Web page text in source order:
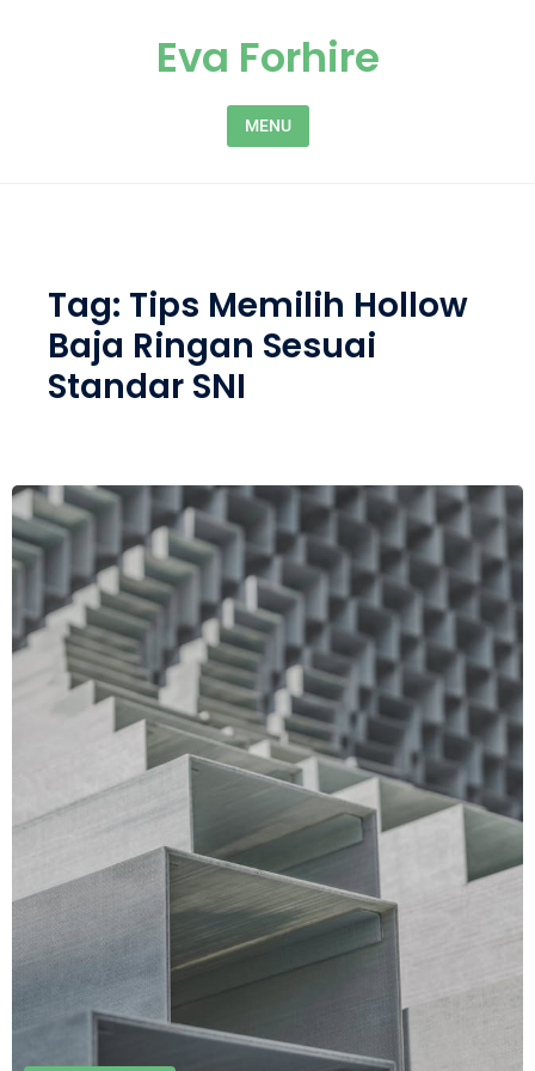
Eva Forhire
MENU
Tag: Tips Memilih Hollow
Baja Ringan Sesuai
Standar SNI